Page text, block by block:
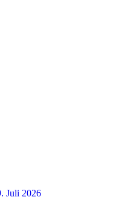
Juli 2026